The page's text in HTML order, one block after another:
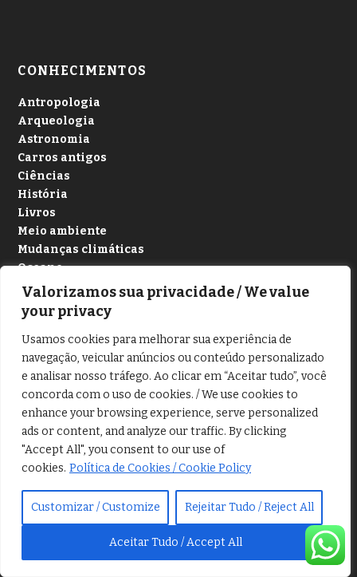
Valorizamos sua privacidade / We value
your privacy
Usamos cookies para melhorar sua experiência de
navegação, veicular anúncios ou conteúdo personalizado
e analisar nosso tráfego. Ao clicar em “Aceitar tudo”, você
concorda com o uso de cookies. / We use cookies to
enhance your browsing experience, serve personalized
ads or content, and analyze our traffic. By clicking
"Accept All", you consent to our use of
cookies. Política de Cookies / Cookie Policy
Customizar / Customize Rejeitar Tudo / Reject All
Aceitar Tudo / Accept All
CONHECIMENTOS
Antropologia
Arqueologia
Astronomia
Carros antigos
Ciências
História
Livros
Meio ambiente
Mudanças climáticas
Oceano
Plantas
Pesquisas
Tecnologia
Mapa do site